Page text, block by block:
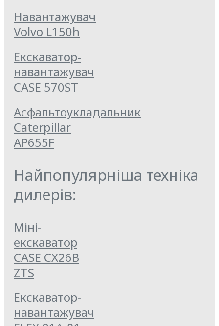
Навантажувач
Volvo L150h
Екскаватор-
навантажувач
CASE 570ST
Асфальтоукладальник
Caterpillar
AP655F
Найпопулярніша техніка
дилерів:
Міні-
екскаватор
CASE CX26B
ZTS
Екскаватор-
навантажувач